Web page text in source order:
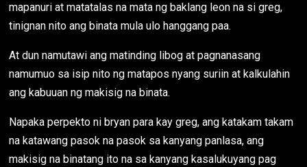
mapanuri at matatalas na mata ng baklang leon na si greg,
tinignan nito ang binata mula ulo hanggang paa.
At dun namutawi ang matinding libog at pagnanasang
namumuo sa isip nito ng matapos nyang suriin at kalkulahin
ang kabuuan ng makisig na binata.
Napaka perpekto ni bryan para kay greg, ang katakam takam
na katawang pasok na pasok sa kanyang panlasa, ang
makisig na binatang ito na sa kanyang kasalukuyang pag